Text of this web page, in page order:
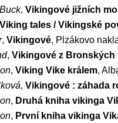
, Vikingové jižních
Viking tales / Vikingské
, Vikingové, Plzákovo
, Vikingové z Bronských
, Viking Vike králem,
, Vikingové : záhada
, Druhá kniha vikinga
, První kniha vikinga